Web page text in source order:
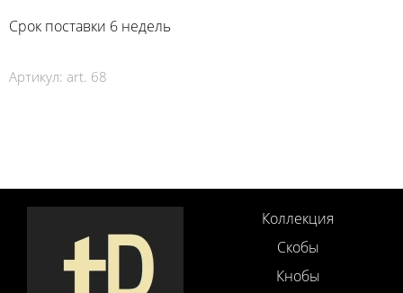
Срок поставки 6 недель
Артикул: art. 68
Коллекция
Скобы
Кнобы